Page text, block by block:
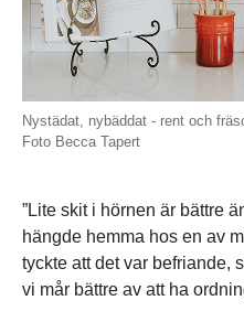
Nystädat, nybäddat - rent och
Foto Becca Tapert
”Lite skit i hörnen är bättre
hängde hemma hos en av
tyckte att det var befriande,
vi mår bättre av att ha